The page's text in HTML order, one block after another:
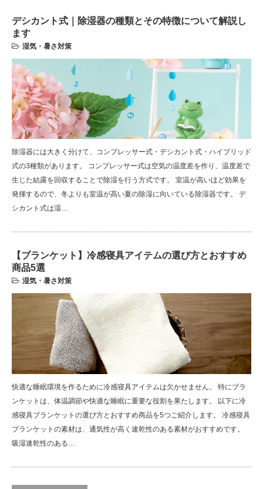
デシカント式｜除湿器の種類とその特徴について解説し
ます
湿気・暑さ対策
除湿器には大きく分けて、コンプレッサー式・デシカント式・ハイブリッド
式の3種類があります。 コンプレッサー式は空気の温度差を作り、温度差で
生じた結露を回収することで除湿を行う方式です。 室温が高いほど効果を
発揮するので、冬よりも室温が高い夏の除湿に向いている除湿器です。 デ
シカント式は湿…
【ブランケット】冷感寝具アイテムの選び方とおすすめ
商品5選
湿気・暑さ対策
快適な睡眠環境を作るために冷感寝具アイテムは欠かせません。 特にブラ
ンケットは、体温調節や快適な睡眠に重要な役割を果たします。 以下に冷
感寝具ブランケットの選び方とおすすめ商品を5つご紹介します。 冷感寝具
ブランケットの素材は、通気性が高く速乾性のある素材がおすすめです。
吸湿速乾性のある…